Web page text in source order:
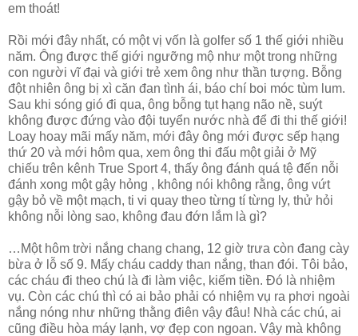
em thoát!
Rồi mới đây nhất, có một vị vốn là golfer số 1 thế giới nhiều
năm. Ông được thế giới ngưỡng mộ như một trong những
con người vĩ đại và giới trẻ xem ông như thần tượng. Bỗng
đột nhiên ông bị xì căn đan tình ái, báo chí boi móc tùm lum.
Sau khi sóng gió đi qua, ông bỗng tụt hạng não nề, suýt
không được đứng vào đội tuyển nước nhà để đi thi thế giới!
Loay hoay mãi mấy năm, mới đây ông mới được sếp hạng
thứ 20 và mới hôm qua, xem ông thi đấu một giải ở Mỹ
chiếu trên kênh True Sport 4, thấy ông đánh quá tệ đến nỗi
đánh xong một gậy hỏng , không nói không rằng, ông vứt
gậy bỏ về một mạch, ti vi quay theo từng tí từng ly, thử hỏi
không nỗi lòng sao, không đau đớn lắm là gì?
…Một hôm trời nắng chang chang, 12 giờ trưa còn đang cày
bừa ở lỗ số 9. Mấy cháu caddy than nắng, than đói. Tôi bảo,
các cháu đi theo chú là đi làm việc, kiếm tiền. Đó là nhiệm
vụ. Còn các chú thì có ai bảo phải có nhiệm vụ ra phơi ngoài
nắng nóng như những thằng điên vậy đâu! Nhà các chú, ai
cũng điều hòa máy lạnh, vợ đẹp con ngoan. Vậy mà không